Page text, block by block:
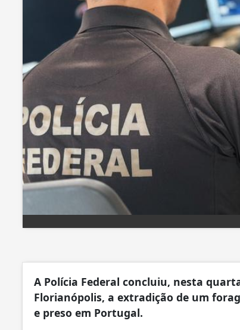
A Polícia Federal concluiu, nesta
Florianópolis, a extradição de um
e preso em Portugal.